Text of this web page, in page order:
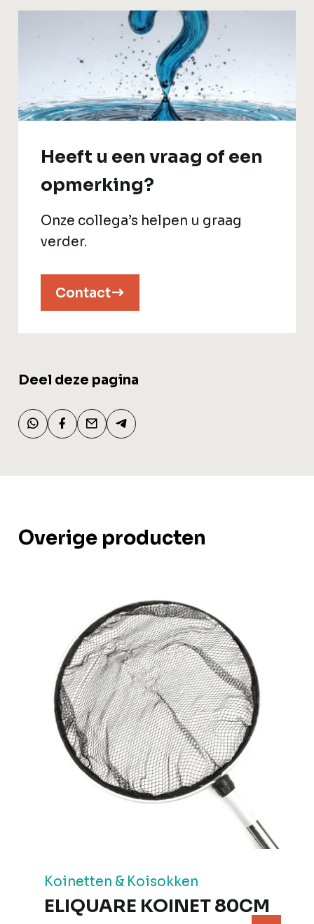
Heeft u een vraag of een
opmerking?
Onze collega’s helpen u graag
verder.
Contact
Deel deze pagina
Overige producten
Koinetten & Koisokken
ELIQUARE KOINET 80CM